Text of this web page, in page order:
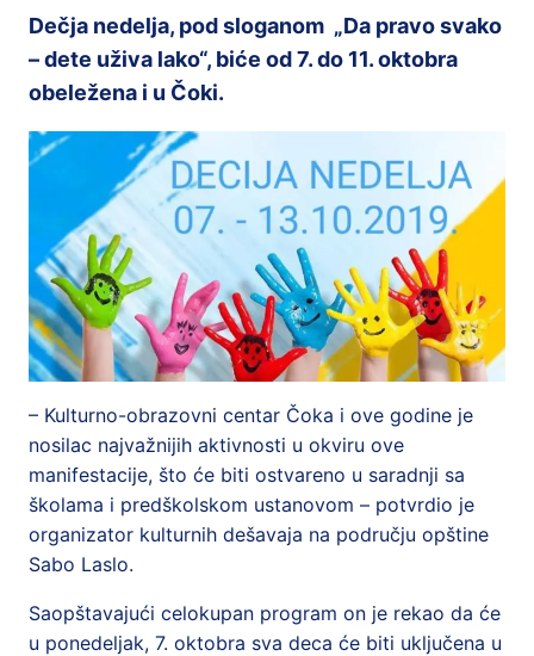
Dečja nedelja, pod sloganom „Da pravo svako
– dete uživa lako“, biće od 7. do 11. oktobra
obeležena i u Čoki.
– Kulturno-obrazovni centar Čoka i ove godine je
nosilac najvažnijih aktivnosti u okviru ove
manifestacije, što će biti ostvareno u saradnji sa
školama i predškolskom ustanovom – potvrdio je
organizator kulturnih dešavaja na području opštine
Sabo Laslo.
Saopštavajući celokupan program on je rekao da će
u ponedeljak, 7. oktobra sva deca će biti uključena u